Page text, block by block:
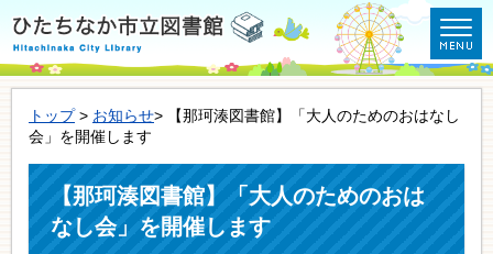
トップ> お知らせ> 【那珂湊図書館】「大人のためのおはなし
会」を開催します
【那珂湊図書館】「大人のためのおは
なし会」を開催します